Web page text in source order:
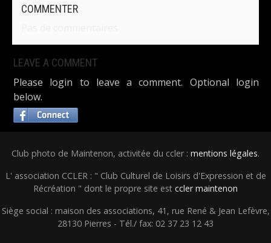
COMMENTER
LEAVE A COMMENT
Please login to leave a comment. Optional login
below.
Club photo de Maintenon, activitée du ccler : mentions légales.
L' association CCLER : " Club Culturel de Loisirs d'Expression et de
Récréation " dont le propre site est ccler maintenon
Siège social : maison des associations, 41, rue René & Jean Lefèvre,
28130 Pierres - Tél./ fax: 02 37 23 12 43